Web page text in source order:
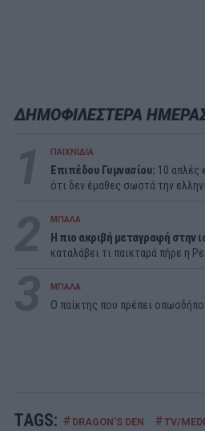
ΔΗΜΟΦΙΛΕΣΤΕΡΑ
ΠΑΙΧΝΙΔΙΑ
Επιπέδου Γυμνασίου: 10 απλές
ότι δεν έμαθες σωστά την
ΜΠΑΛΑ
Η πιο ακριβή μεταγραφή στην
καταλάβει τι παικταρά πήρε η
ΜΠΑΛΑ
Ο παίκτης που πρέπει
TAGS: # DRAGON'S DEN #TV/